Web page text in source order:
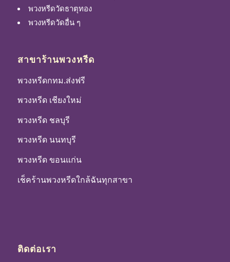
พวงหรีดวัดธาตุทอง
พวงหรีดวัดอื่น ๆ
สาขาร้านพวงหรีด
พวงหรีดกทม.ส่งฟรี
พวงหรีด เชียงใหม่
พวงหรีด ชลบุรี
พวงหรีด นนทบุรี
พวงหรีด ขอนแก่น
เช็คร้านพวงหรีดใกล้ฉันทุกสาขา
ติดต่อเรา